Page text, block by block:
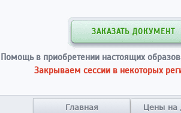
ЗАКАЗАТЬ ДОКУМЕНТ
Помощь в приобретении настоящих
Закрываем сессии в некоторых
Главная Цены на